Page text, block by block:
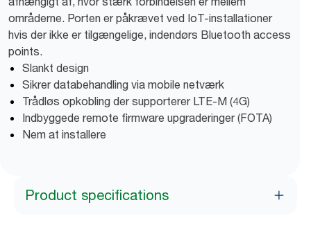
områderne. Porten er påkrævet ved IoT-installationer
hvis der ikke er tilgængelige, indendørs Bluetooth access
points.
Slankt design
Sikrer databehandling via mobile netværk
Trådløs opkobling der supporterer LTE-M (4G)
Indbyggede remote firmware upgraderinger (FOTA)
Nem at installere
Product specifications